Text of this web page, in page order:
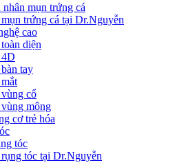
mụn trứng cá
trứng cá tại Dr.Nguyễn
cao
diện
4D
tay
cổ
mông
cơ trẻ hóa
tóc
tóc tại Dr.Nguyễn